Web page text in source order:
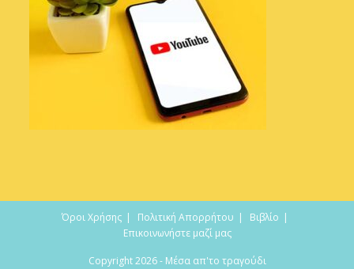
Όροι Χρήσης Πολιτική Απορρήτου
Βιβλίο
Επικοινωνήστε μαζί μας
Copyright 2026 - Μέσα απ'το τραγούδι